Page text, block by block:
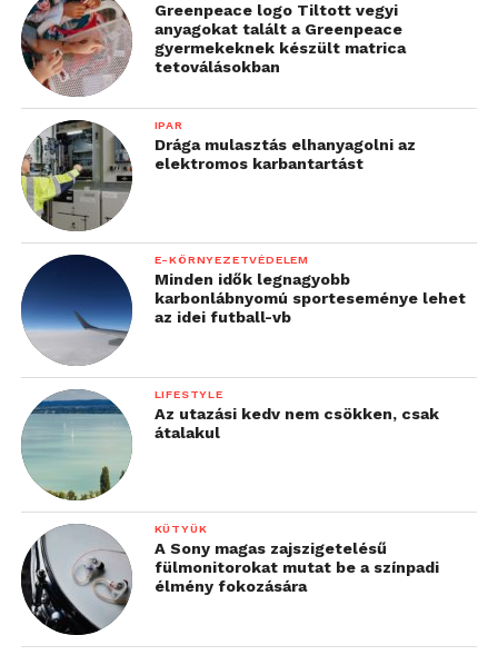
Greenpeace logo Tiltott vegyi
anyagokat talált a Greenpeace
gyermekeknek készült matrica
tetoválásokban
IPAR
Drága mulasztás elhanyagolni az
elektromos karbantartást
E-KÖRNYEZETVÉDELEM
Minden idők legnagyobb
karbonlábnyomú sporteseménye lehet
az idei futball-vb
LIFESTYLE
Az utazási kedv nem csökken, csak
átalakul
KÜTYÜK
A Sony magas zajszigetelésű
fülmonitorokat mutat be a színpadi
élmény fokozására